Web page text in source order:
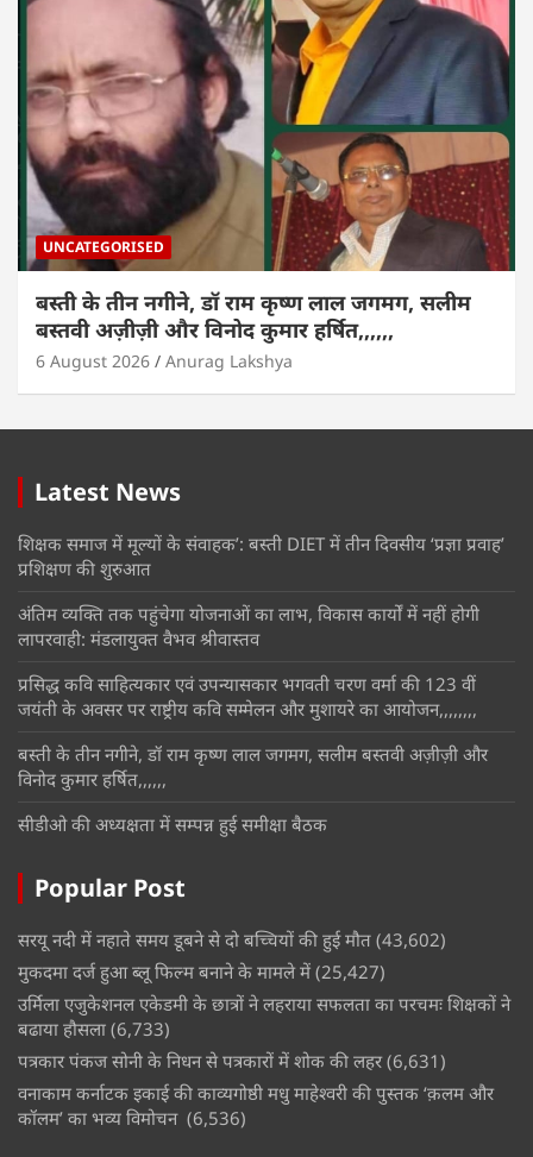
UNCATEGORISED
बस्ती के तीन नगीने, डॉ राम कृष्ण लाल जगमग, सलीम
बस्तवी अज़ीज़ी और विनोद कुमार हर्षित,,,,,,
6 August 2026 Anurag Lakshya
Latest News
शिक्षक समाज में मूल्यों के संवाहक’: बस्ती DIET में तीन दिवसीय ‘प्रज्ञा प्रवाह’
प्रशिक्षण की शुरुआत
अंतिम व्यक्ति तक पहुंचेगा योजनाओं का लाभ, विकास कार्यों में नहीं होगी
लापरवाही: मंडलायुक्त वैभव श्रीवास्तव
प्रसिद्ध कवि साहित्यकार एवं उपन्यासकार भगवती चरण वर्मा की 123 वीं
जयंती के अवसर पर राष्ट्रीय कवि सम्मेलन और मुशायरे का आयोजन,,,,,,,,
बस्ती के तीन नगीने, डॉ राम कृष्ण लाल जगमग, सलीम बस्तवी अज़ीज़ी और
विनोद कुमार हर्षित,,,,,,
सीडीओ की अध्यक्षता में सम्पन्न हुई समीक्षा बैठक
Popular Post
सरयू नदी में नहाते समय डूबने से दो बच्चियों की हुई मौत (43,602)
मुकदमा दर्ज हुआ ब्लू फिल्म बनाने के मामले में (25,427)
उर्मिला एजुकेशनल एकेडमी के छात्रों ने लहराया सफलता का परचमः शिक्षकों ने
बढाया हौसला (6,733)
पत्रकार पंकज सोनी के निधन से पत्रकारों में शोक की लहर (6,631)
वनाकाम कर्नाटक इकाई की काव्यगोष्ठी मधु माहेश्वरी की पुस्तक ‘क़लम और
कॉलम’ का भव्य विमोचन (6,536)